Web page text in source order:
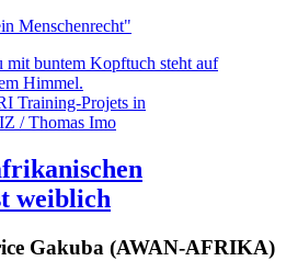
Menschenrecht"
Training-Projets in
/ Thomas Imo
weiblich
Gakuba (AWAN-AFRIKA)